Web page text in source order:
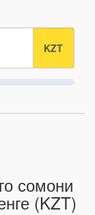
сомони
(KZT)